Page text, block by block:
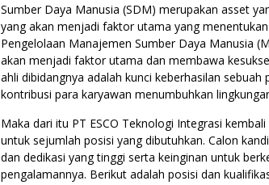
Sumber Daya Manusia (SDM) merupakan asset
yang akan menjadi faktor utama yang
Pengelolaan Manajemen Sumber Daya Manusia
akan menjadi faktor utama dan membawa
ahli dibidangnya adalah kunci keberhasilan
kontribusi para karyawan menumbuhkan
Maka dari itu PT ESCO Teknologi Integrasi
untuk sejumlah posisi yang dibutuhkan. Calon
dan dedikasi yang tinggi serta keinginan untuk
pengalamannya. Berikut adalah posisi dan